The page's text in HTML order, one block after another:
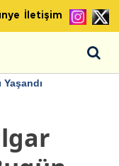
İletişim